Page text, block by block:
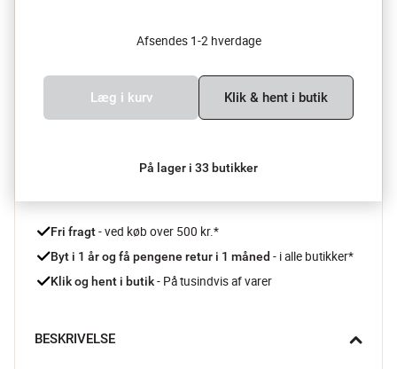
Afsendes 1-2 hverdage
Læg i kurv Klik & hent i butik
På lager i 33 butikker
Fri fragt - ved køb over 500 kr.*
Byt i 1 år og få pengene retur i 1 måned - i alle butikker*
Klik og hent i butik - På tusindvis af varer
BESKRIVELSE